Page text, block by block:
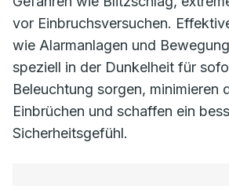
vor Einbruchsversuchen.
wie Alarmanlagen und
speziell in der Dunkelheit für
Beleuchtung sorgen, minimieren
Einbrüchen und schaffen ein
Sicherheitsgefühl.